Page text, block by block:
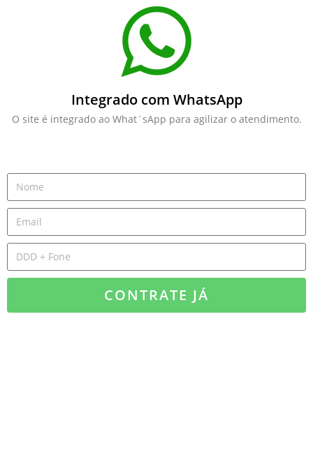
Integrado com WhatsApp
O site é integrado ao What´sApp para agilizar o atendimento.
CONTRATE JÁ